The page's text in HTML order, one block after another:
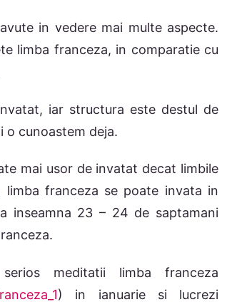
in vedere mai multe aspecte.
limba franceza, in comparatie cu
iar structura este destul de
o cunoastem deja.
mai usor de invatat decat limbile
franceza se poate invata in
inseamna 23 – 24 de saptamani
meditatii limba franceza
) in ianuarie si lucrezi